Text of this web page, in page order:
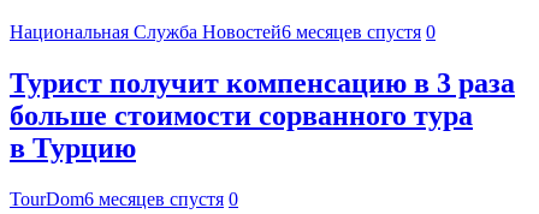
Национальная Служба Новостей6 месяцев спустя 0
Турист получит компенсацию в 3 раза
больше стоимости сорванного тура
в Турцию
TourDom6 месяцев спустя 0